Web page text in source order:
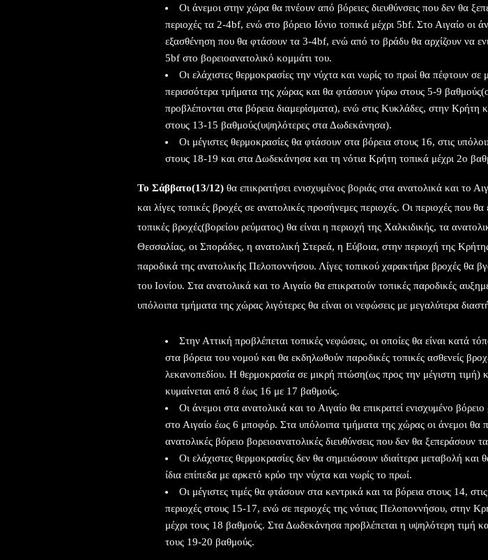
Οι άνεμοι στην χώρα θα πνέουν από βόρειες διευθύνσεις που δεν θα
περιοχές τα 2-4bf, ενώ στο βόρειο Ιόνιο τοπικά μέχρι 5bf. Στο Αιγαίο οι
εξασθένηση που θα φτάσουν τα 3-4bf, ενώ από το βράδυ θα αρχίζουν να
5bf στο βορειοανατολικό κομμάτι του.
Οι ελάχιστες θερμοκρασίες την νύχτα και νωρίς το πρωί θα πέφτουν σε
περισσότερα τμήματα της χώρας και θα φτάσουν γύρω στους 5-9
προβλέπονται στα βόρεια διαμερίσματα), ενώ στις Κυκλάδες, στην
στους 13-15 βαθμούς(υψηλότερες στα Δωδεκάνησα).
Οι μέγιστες θερμοκρασίες θα φτάσουν στα βόρεια στους 16, στις
στους 18-19 και στα Δωδεκάνησα και τη νότια Κρήτη τοπικά μέχρι 2ο
Το Σάββατο(13/12) θα επικρατήσει ενισχυμένος βοριάς στα ανατολικά και το
και λίγες τοπικές βροχές σε ανατολικές προσήνεμες περιοχές. Οι περιοχές που
τοπικές βροχές(βορείου ρεύματος) θα είναι η περιοχή της Χαλκιδικής, τα
Θεσσαλίας, οι Σποράδες, η ανατολική Στερεά, η Εύβοια, στην περιοχή της
παροδικά της ανατολικής Πελοποννήσου. Λίγες τοπικού χαρακτήρα βροχές θα
του Ιονίου. Στα ανατολικά και το Αιγαίο θα επικρατούν τοπικές παροδικές
υπόλοιπα τμήματα της χώρας λιγότερες θα είναι οι νεφώσεις με μεγαλύτερα
Στην Αττική προβλέπεται τοπικές νεφώσεις, οι οποίες θα είναι κατά
στα βόρεια του νομού και θα εκδηλωθούν παροδικές τοπικές ασθενείς
λεκανοπεδίου. Η θερμοκρασία σε μικρή πτώση(ως προς την μέγιστη τιμή)
κυμαίνεται από 8 έως 16 με 17 βαθμούς.
Οι άνεμοι στα ανατολικά και το Αιγαίο θα επικρατεί ενισχυμένο
στο Αιγαίο έως 6 μποφόρ. Στα υπόλοιπα τμήματα της χώρας οι άνεμοι θα
ανατολικές βόρειο βορειοανατολικές διευθύνσεις που δεν θα ξεπεράσουν
Οι ελάχιστες θερμοκρασίες δεν θα σημειώσουν ιδιαίτερα μεταβολή
ίδια επίπεδα με αρκετό κρύο την νύχτα και νωρίς το πρωί.
Οι μέγιστες τιμές θα φτάσουν στα κεντρικά και τα βόρεια στους 14,
περιοχές στους 15-17, ενώ σε περιοχές της νότιας Πελοποννήσου, στην
μέχρι τους 18 βαθμούς. Στα Δωδεκάνησα προβλέπεται η υψηλότερη τιμή
τους 19-20 βαθμούς.